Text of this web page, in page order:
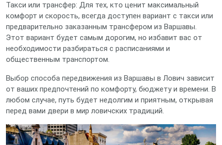
Такси или трансфер: Для тех, кто ценит максимальный
комфорт и скорость, всегда доступен вариант с такси или
предварительно заказанным трансфером из Варшавы.
Этот вариант будет самым дорогим, но избавит вас от
необходимости разбираться с расписаниями и
общественным транспортом.
Выбор способа передвижения из Варшавы в Лович зависит
от ваших предпочтений по комфорту, бюджету и времени. В
любом случае, путь будет недолгим и приятным, открывая
перед вами двери в мир ловичских традиций.